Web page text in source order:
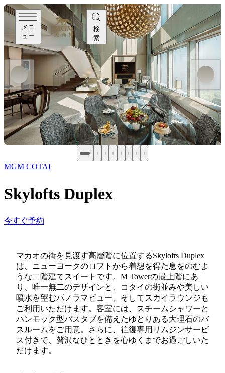
メニ
ュー
検
索
MGM COTAI
Skylofts Duplex
今すぐ予約
マカオの街を見渡す高層階に位置するSkylofts Duplex
は、ニューヨークのロフトから着想を得た息をのむよ
うな二階建てスイートです。M Towerの最上階にあ
り、唯一無二のデザインと、コタイの街並みや美しい
噴水を望むパノラマビュー、そしてスカイラウンジも
ご利用いただけます。客室には、スチームシャワーと
ハンモック型バスタブを備えたゆとりある大理石のバ
スルームをご用意。さらに、往復専用リムジンサービ
ス付きで、贅沢なひとときを心ゆくまでお過ごしいた
だけます。